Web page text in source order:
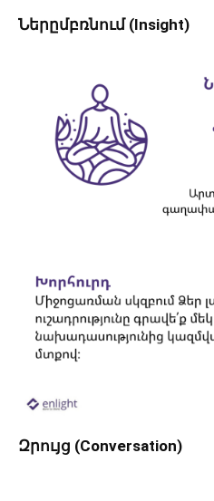
Ներըմբռնում (Insight)
Զրույց (Conversation)